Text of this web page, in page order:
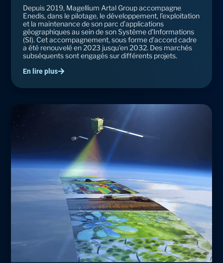
Depuis 2019, Magellium Artal Group accompagne
Enedis, dans le pilotage, le développement, l’exploitation
et la maintenance de son parc d’applications
géographiques au sein de son Système d’Informations
(SI). Cet accompagnement, sous forme d’accord cadre
a été renouvelé en 2023 jusqu’en 2032. Des marchés
subséquents sont engagés sur différents projets.
En lire plus